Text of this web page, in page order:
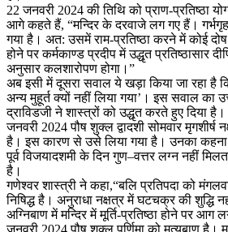
22 जनवरी 2024 की तिथि को प्राण-प्रतिष्ठा
आगे कहते हैं, “मन्दिर के दरवाजे लग गए हैं।
गया है। अत: उसमें राम-प्रतिष्ठा करने में कोई दोष
होने पर कर्मकाण्ड प्रदीप में उद्धृत प्रतिष्ठासार
अनुसार कलशारोपण होगा।”
अब इसी में दूसरा सवाल ये खड़ा किया जा रहा है
अन्य मुहूर्त क्यों नहीं लिया गया’। इस सवाल का
द्राविडजी ने शास्त्रों को उद्धृत करते हुए दिया
जनवरी 2024 पौष शुक्ल द्वादशी सोमवार मृगशीर्ष
है। इस कारण से उसे लिया गया है। उनका
पूर्व विजयादशमी के दिन गुण–वत्तर लग्न नहीं
है।
गणेश्वर शास्त्री ने कहा,“बलि प्रतिपदा को
निषिद्ध है। अनुराधा नक्षत्र में घटचक्र की शुद्धि
अग्निबाण में मन्दिर में मूर्ति-प्रतिष्ठा होने पर आग
जनवरी 2024 पौष शुक्ल पूर्णिमा को मृत्युबाण है।